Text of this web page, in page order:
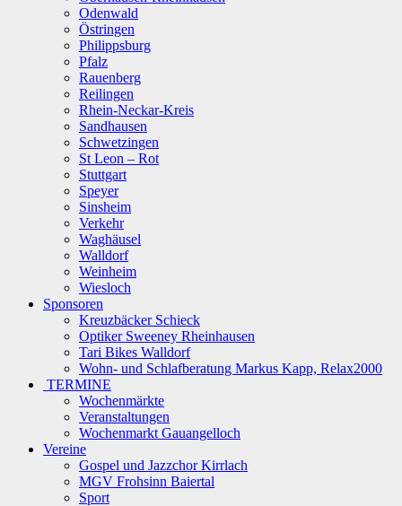
Odenwald
Östringen
Philippsburg
Pfalz
Rauenberg
Reilingen
Rhein-Neckar-Kreis
Sandhausen
Schwetzingen
St Leon – Rot
Stuttgart
Speyer
Sinsheim
Verkehr
Waghäusel
Walldorf
Weinheim
Wiesloch
Sponsoren
Kreuzbäcker Schieck
Optiker Sweeney Rheinhausen
Tari Bikes Walldorf
Wohn- und Schlafberatung Markus Kapp, Relax2000
TERMINE
Wochenmärkte
Veranstaltungen
Wochenmarkt Gauangelloch
Vereine
Gospel und Jazzchor Kirrlach
MGV Frohsinn Baiertal
Sport